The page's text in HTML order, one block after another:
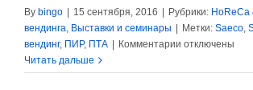
By bingo | 15 сентября, 2016 | Рубрики: HoReCa
вендинга Выставки и семинары | Метки: Saeco
вендинг, ПИР, ПТА | Комментарии к
Moscow
отключены
Читать дальше